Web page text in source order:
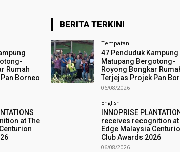
Rumah
Borneo
at The
BERITA TERKINI
Tempatan
47 Penduduk Kampung
Matupang Bergotong-
Royong Bongkar
Terjejas Projek Pan
06/08/2026
English
INNOPRISE
receives recognition at
Edge Malaysia
Club Awards 2026
06/08/2026